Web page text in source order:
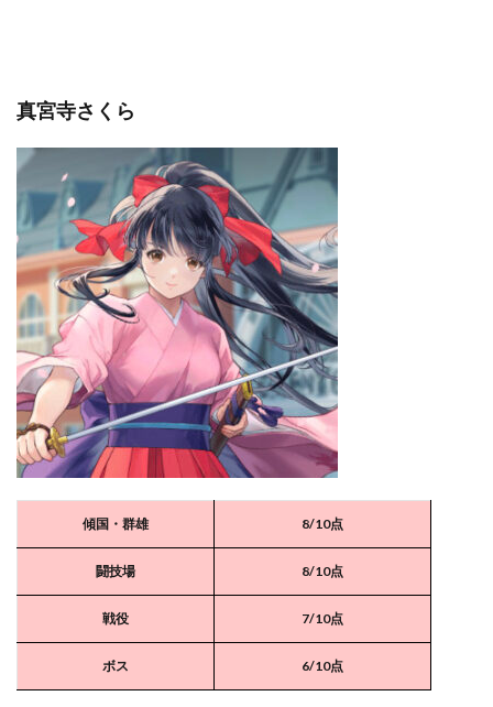
真宮寺さくら
傾国・群雄 8/10点
闘技場 8/10点
戦役 7/10点
ボス 6/10点